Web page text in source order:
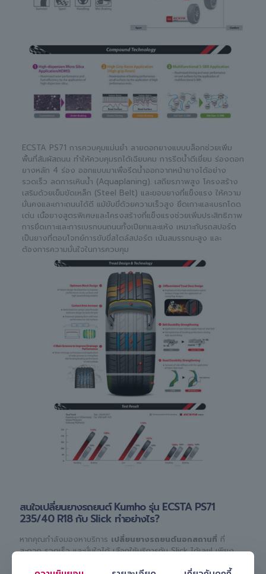
ECSTA PS71 การควบคุมแม่นยำ ลายดอกยางแบบบล็อกช่วยเพิ่ม
พื้นที่สัมผัสถนน ทำให้ควบคุมรถได้เฉียบคม การรีดน้ำดีเยี่ยม ร่องดอก
ยางหลัก 4 ร่อง ออกแบบมาเพื่อรีดน้ำออกจากหน้ายางได้อย่าง
รวดเร็ว ลดการเหินน้ำ (Aquaplaning). เสถียรภาพสูง โครงสร้าง
เสริมด้วยเข็มขัดเหล็ก (Steel Belt) และขอบยางที่แข็งแรง ให้ความ
มั่นคงและเกาะถนนได้ดี แม้ขับขี่ด้วยความเร็วสูง ยึดเกาะและเบรกโดด
เด่น เนื้อยางสูตรพิเศษและโครงสร้างที่แข็งแรงช่วยเพิ่มประสิทธิภาพ
การยึดเกาะและการเบรกบนถนนทั้งเปียกและแห้ง เหมาะกับรถสปอร์ต
เป็นยางที่ตอบโจทย์การขับขี่สไตล์สปอร์ต เน้นสมรรถนะสูง และ
ต้องการความมั่นใจในการควบคุม
สนใจเปลี่ยนยางรถยนต์ Kumho รุ่น ECSTA PS71
235/40 R18 กับ Slick ทำอย่างไร?
หากคุณกำลังมองหาบริการ เปลี่ยนยางรถยนต์นอกสถานที่ ที่
สะดวก รวดเร็ว และมั่นใจได้ เลือกใช้บริการกับ Slick ได้เลย! เพียง